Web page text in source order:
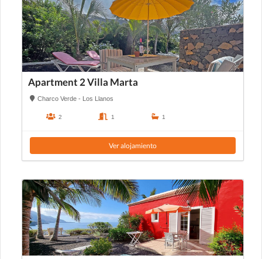
Apartment 2 Villa Marta
Charco Verde - Los Llanos
2 1 1
Ver alojamiento